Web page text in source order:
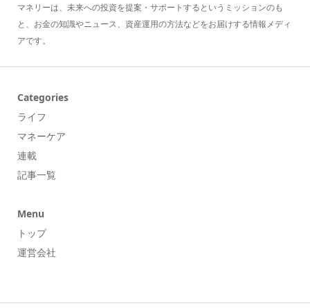
マネリーは、未来への投資を提案・サポートするというミッションのも
と、お金の知識やニュース、資産運用の方法などをお届けする情報メディ
アです。
Categories
ライフ
マネーケア
連載
記事一覧
Menu
トップ
運営会社